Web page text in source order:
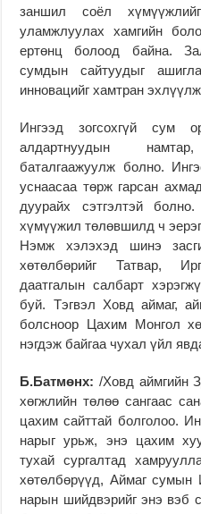
заншил соёл
уламжлуулах хамгийн
ертөнц болоод байна.
сумдын сайтуудыг
инновацийг хамтран
Ингээд зогсохгүй сум
алдартнуудын
баталгаажуулж болно.
уснаасаа төрж гарсан
дуурайх сэтгэлтэй
хүмүүжил төлөвшилд ч
Нэмж хэлэхэд шинэ
хөтөлбөрийг Татвар,
даатгалын салбарт
буй. Тэгвэл Ховд аймаг,
болсноор Цахим Монгол
нэгдэж байгаа чухал үйл
Б.Батмөнх: /Ховд аймгийн
хөгжлийн төлөө сангаас
цахим сайттай болголоо.
нарыг урьж, энэ цахим
тухай сургалтад
хөтөлбөрүүд, Аймаг сумын
нарын шийдвэрийг энэ вэб